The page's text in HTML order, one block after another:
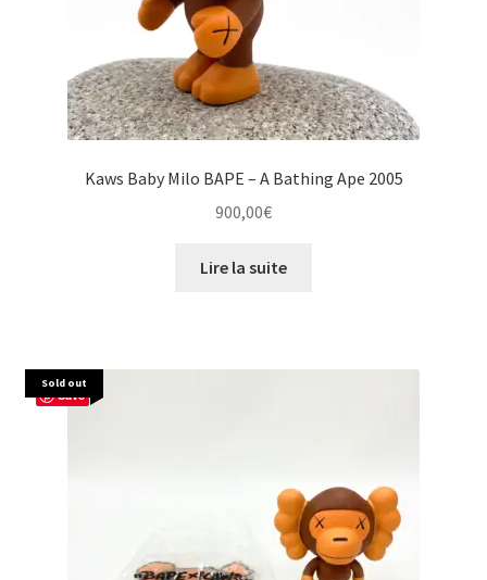
Kaws Baby Milo BAPE – A Bathing Ape 2005
900,00€
Lire la suite
Sold out
Save